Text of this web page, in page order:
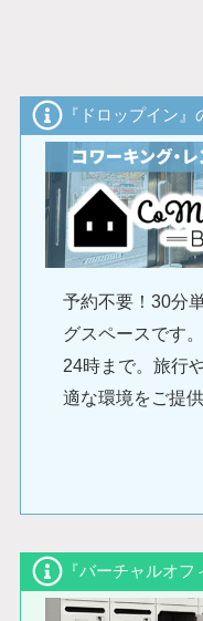
『ドロップイン』
予約不要！30分
グスペースです
24時まで。旅行
適な環境をご提供
『バーチャルオフ